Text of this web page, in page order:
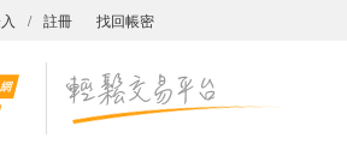
/ 註冊 找回帳密